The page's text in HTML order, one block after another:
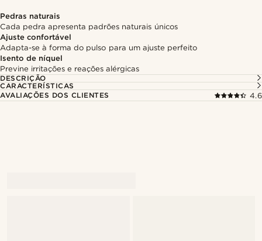
Pedras naturais
Cada pedra apresenta padrões naturais únicos
Ajuste confortável
Adapta-se à forma do pulso para um ajuste perfeito
Isento de níquel
Previne irritações e reações alérgicas
DESCRIÇÃO
CARACTERÍSTICAS
AVALIAÇÕES DOS CLIENTES
4.6